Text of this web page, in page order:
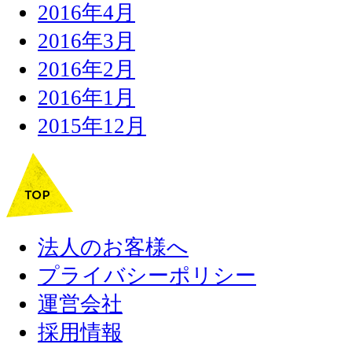
2016年4月
2016年3月
2016年2月
2016年1月
2015年12月
法人のお客様へ
プライバシーポリシー
運営会社
採用情報